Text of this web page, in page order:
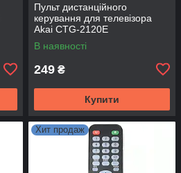
Пульт дистанційного
керування для телевізора
Akai CTG-2120E
В наявності
249 ₴
Купити
Хит продаж